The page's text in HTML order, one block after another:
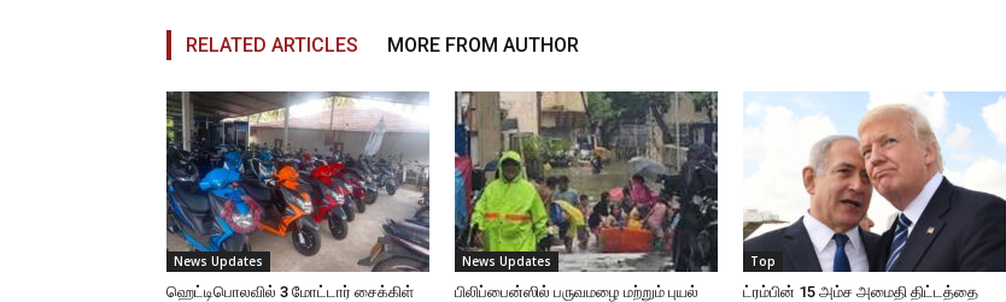
RELATED ARTICLES MORE FROM AUTHOR
News Updates
ஹெட்டிபொலவில் 3 மோட்டார் சைக்கிள்
News Updates
பிலிப்பைன்ஸில் பருவமழை மற்றும் புயல்
Top
ட்ரம்பின் 15 அம்ச அமைதி திட்டத்தை